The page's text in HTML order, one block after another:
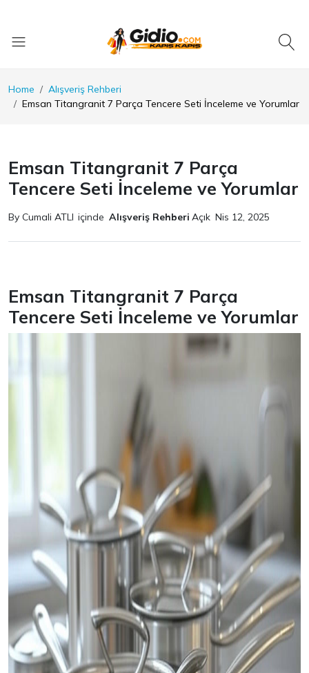
Home
Alışveriş Rehberi
Emsan Titangranit 7 Parça Tencere Seti İnceleme ve Yorumlar
Emsan Titangranit 7 Parça
Tencere Seti İnceleme ve Yorumlar
By Cumali ATLI içinde Alışveriş Rehberi Açık Nis 12, 2025
Emsan Titangranit 7 Parça
Tencere Seti İnceleme ve Yorumlar